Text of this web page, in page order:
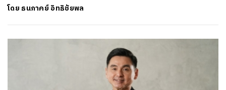
โดย ธนภาคย์ อิทธิชัยพล
SHARE TWEET LINE EMAIL